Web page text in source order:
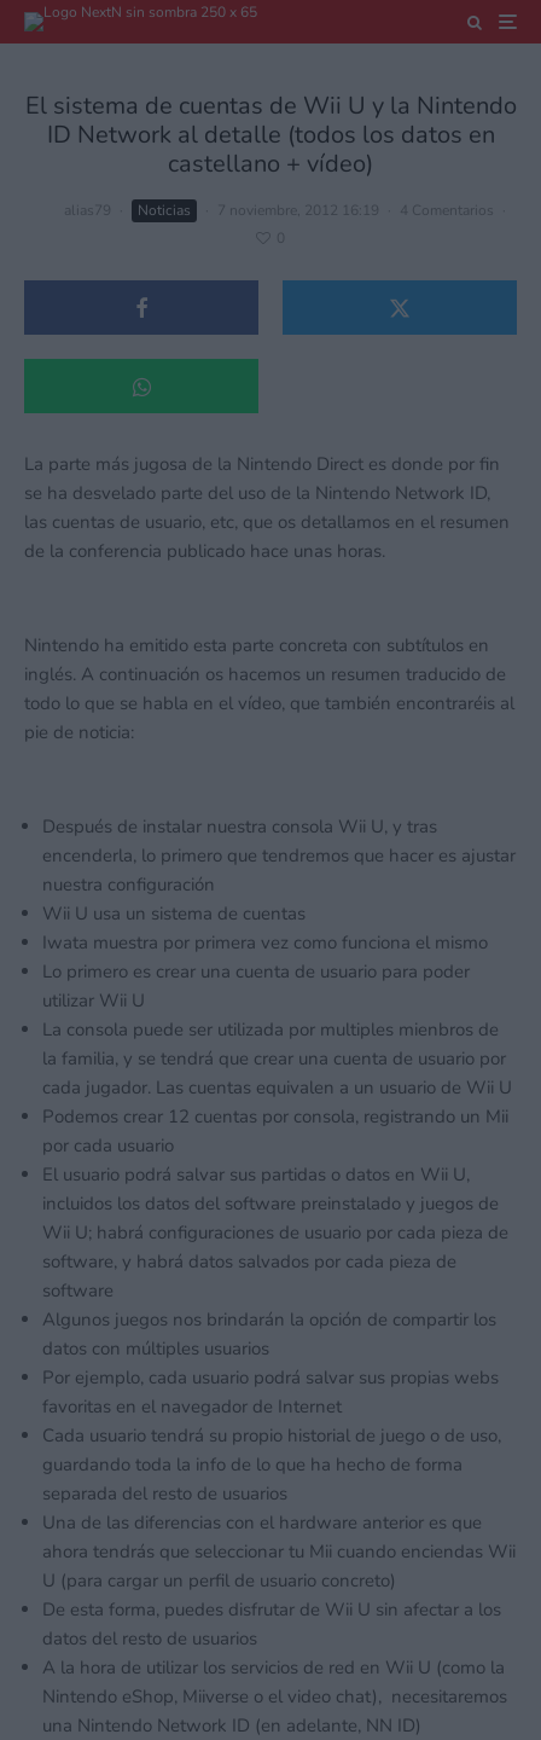
El sistema de cuentas de Wii U y la Nintendo
ID Network al detalle (todos los datos en
castellano + vídeo)
alias79 Noticias 7 noviembre, 2012 16:19 4 Comentarios
0
La parte más jugosa de la Nintendo Direct es donde por fin
se ha desvelado parte del uso de la Nintendo Network ID,
las cuentas de usuario, etc, que os detallamos en el resumen
de la conferencia publicado hace unas horas.
Nintendo ha emitido esta parte concreta con subtítulos en
inglés. A continuación os hacemos un resumen traducido de
todo lo que se habla en el vídeo, que también encontraréis al
pie de noticia:
Después de instalar nuestra consola Wii U, y tras
encenderla, lo primero que tendremos que hacer es ajustar
nuestra configuración
Wii U usa un sistema de cuentas
Iwata muestra por primera vez como funciona el mismo
Lo primero es crear una cuenta de usuario para poder
utilizar Wii U
La consola puede ser utilizada por multiples mienbros de
la familia, y se tendrá que crear una cuenta de usuario por
cada jugador. Las cuentas equivalen a un usuario de Wii U
Podemos crear 12 cuentas por consola, registrando un Mii
por cada usuario
El usuario podrá salvar sus partidas o datos en Wii U,
incluidos los datos del software preinstalado y juegos de
Wii U; habrá configuraciones de usuario por cada pieza de
software, y habrá datos salvados por cada pieza de
software
Algunos juegos nos brindarán la opción de compartir los
datos con múltiples usuarios
Por ejemplo, cada usuario podrá salvar sus propias webs
favoritas en el navegador de Internet
Cada usuario tendrá su propio historial de juego o de uso,
guardando toda la info de lo que ha hecho de forma
separada del resto de usuarios
Una de las diferencias con el hardware anterior es que
ahora tendrás que seleccionar tu Mii cuando enciendas Wii
U (para cargar un perfil de usuario concreto)
De esta forma, puedes disfrutar de Wii U sin afectar a los
datos del resto de usuarios
A la hora de utilizar los servicios de red en Wii U (como la
Nintendo eShop, Miiverse o el video chat), necesitaremos
una Nintendo Network ID (en adelante, NN ID)